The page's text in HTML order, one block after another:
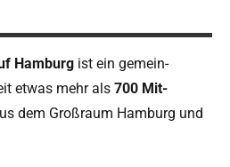
Ham­burg ist ein gemein­
etwas mehr als 700 Mit­
dem Großraum Ham­burg und